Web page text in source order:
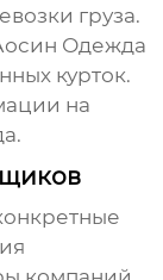
груза.
Одежда
курток.
на
.